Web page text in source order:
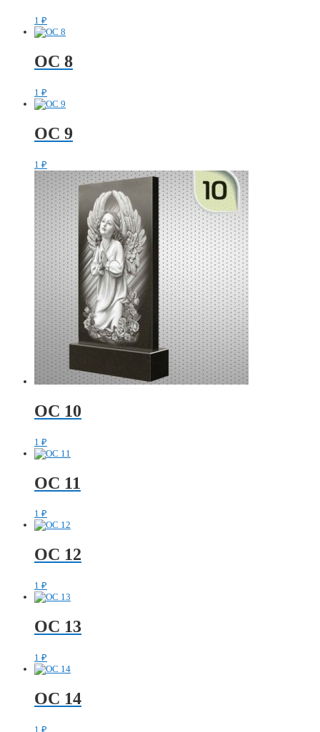
1 ₽
ОС 8
1 ₽
ОС 9
1 ₽
ОС 10
1 ₽
ОС 11
1 ₽
ОС 12
1 ₽
ОС 13
1 ₽
ОС 14
1 ₽